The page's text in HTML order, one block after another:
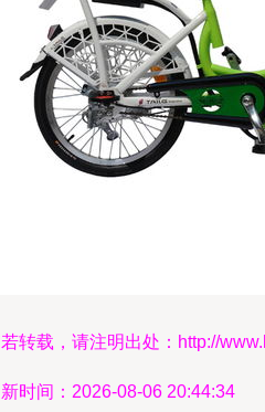
转载，请注明出处：http://
时间：2026-08-06 20:44:34